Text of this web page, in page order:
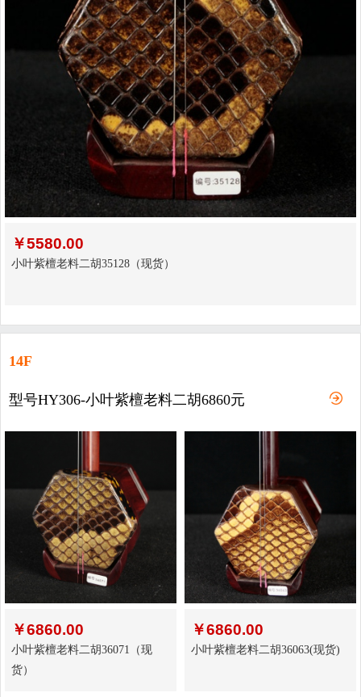
￥5580.00
小叶紫檀老料二胡35128（现货）
14F
型号HY306-小叶紫檀老料二胡6860元
￥6860.00
小叶紫檀老料二胡36071（现
货）
￥6860.00
小叶紫檀老料二胡36063(现货)